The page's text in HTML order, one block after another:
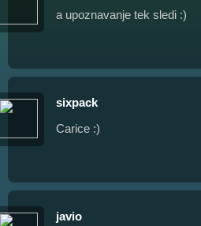
a upoznavanje tek sledi :)
sixpack
Carice :)
javio